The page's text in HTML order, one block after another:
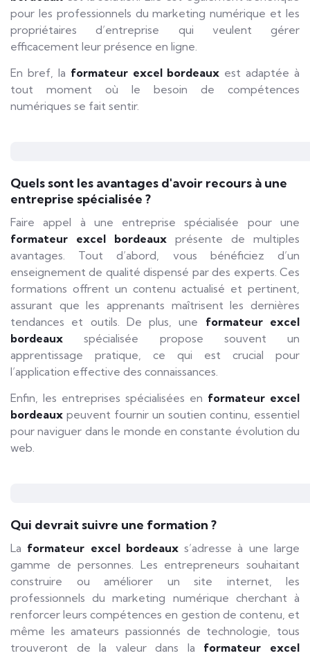
pour les professionnels du marketing numérique et les
propriétaires d’entreprise qui veulent gérer
efficacement leur présence en ligne.
En bref, la formateur excel bordeaux est adaptée à
tout moment où le besoin de compétences
numériques se fait sentir.
Quels sont les avantages d'avoir recours à une
entreprise spécialisée ?
Faire appel à une entreprise spécialisée pour une
formateur excel bordeaux présente de multiples
avantages. Tout d’abord, vous bénéficiez d’un
enseignement de qualité dispensé par des experts. Ces
formations offrent un contenu actualisé et pertinent,
assurant que les apprenants maîtrisent les dernières
tendances et outils. De plus, une formateur excel
bordeaux spécialisée propose souvent un
apprentissage pratique, ce qui est crucial pour
l’application effective des connaissances.
Enfin, les entreprises spécialisées en formateur excel
bordeaux peuvent fournir un soutien continu, essentiel
pour naviguer dans le monde en constante évolution du
web.
Qui devrait suivre une formation ?
La formateur excel bordeauxs’adresse à une large
gamme de personnes. Les entrepreneurs souhaitant
construire ou améliorer un site internet, les
professionnels du marketing numérique cherchant à
renforcer leurs compétences en gestion de contenu, et
même les amateurs passionnés de technologie, tous
trouveront de la valeur dans la formateur excel